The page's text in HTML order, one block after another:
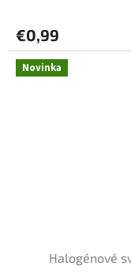
€0,99
Novinka
Halogénové